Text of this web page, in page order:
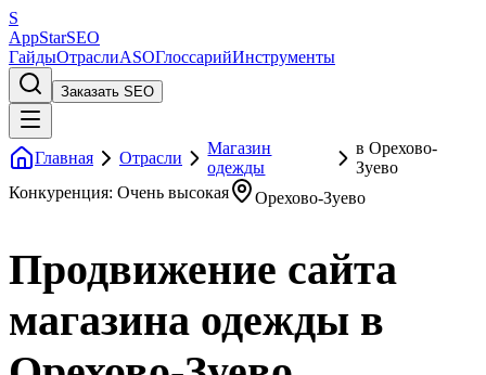
S
AppStarSEO
ГайдыОтраслиASOГлоссарийИнструменты
Заказать SEO
Главная Отрасли
Магазин
одежды
в Орехово-
Зуево
Конкуренция: Очень высокая
Орехово-Зуево
Продвижение сайта
магазина одежды в